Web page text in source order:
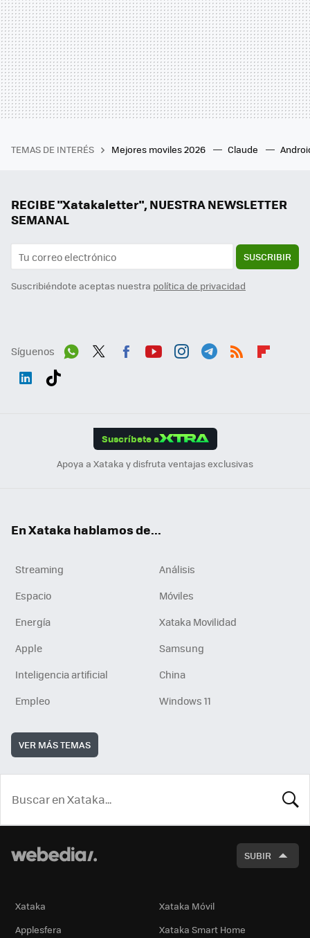
TEMAS DE INTERÉS Mejores moviles 2026 Claude
RECIBE "Xatakaletter", NUESTRA NEWSLETTER
SEMANAL
SUSCRIBIR
Suscribiéndote aceptas nuestra política de privacidad
Síguenos
Suscríbete a
Apoya a Xataka y disfruta ventajas exclusivas
En Xataka hablamos de...
Streaming
Análisis
Espacio
Móviles
Energía
Xataka Movilidad
Apple
Samsung
Inteligencia artificial
China
Empleo
Windows 11
VER MÁS TEMAS
SUBIR
Xataka
Xataka Móvil
Applesfera
Xataka Smart Home